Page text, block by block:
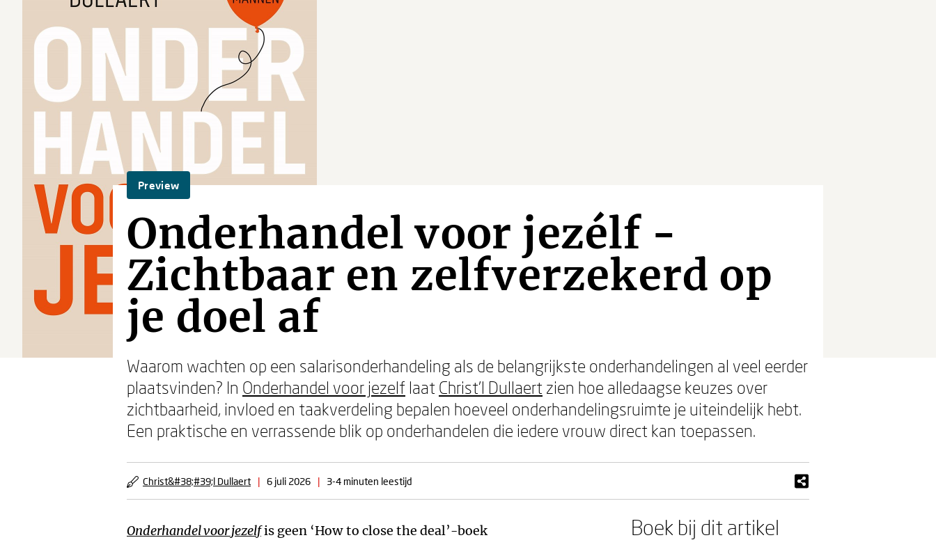
Preview
Onderhandel voor jezélf -
Zichtbaar en zelfverzekerd op
je doel af
Waarom wachten op een salarisonderhandeling als de belangrijkste onderhandelingen al veel eerder
plaatsvinden? In Onderhandel voor jezelf laat Christ’l Dullaert zien hoe alledaagse keuzes over
zichtbaarheid, invloed en taakverdeling bepalen hoeveel onderhandelingsruimte je uiteindelijk hebt.
Een praktische en verrassende blik op onderhandelen die iedere vrouw direct kan toepassen.
Christ&#38;#39;l Dullaert | 6 juli 2026 | 3-4 minuten leestijd
Onderhandel voor jezelfis geen ‘How to close the deal’-boek
Boek bij dit artikel